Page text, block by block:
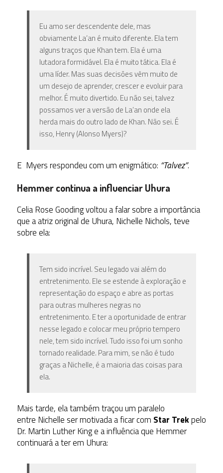
Eu amo ser descendente dele, mas
obviamente La’an é muito diferente. Ela tem
alguns traços que Khan tem. Ela é uma
lutadora formidável. Ela é muito tática. Ela é
uma líder. Mas suas decisões vêm muito de
um desejo de aprender, crescer e evoluir para
melhor. É muito divertido. Eu não sei, talvez
possamos ver a versão de La’an onde ela
herda mais do outro lado de Khan. Não sei. É
isso, Henry (Alonso Myers)?
E Myers respondeu com um enigmático: “Talvez”.
Hemmer continua a influenciar Uhura
Celia Rose Gooding voltou a falar sobre a importância
que a atriz original de Uhura, Nichelle Nichols, teve
sobre ela:
Tem sido incrível. Seu legado vai além do
entretenimento. Ele se estende à exploração e
representação do espaço e abre as portas
para outras mulheres negras no
entretenimento. E ter a oportunidade de entrar
nesse legado e colocar meu próprio tempero
nele, tem sido incrível. Tudo isso foi um sonho
tornado realidade. Para mim, se não é tudo
graças a Nichelle, é a maioria das coisas para
ela.
Mais tarde, ela também traçou um paralelo
entre Nichelle ser motivada a ficar com Star Trekpelo
Dr. Martin Luther King e a influência que Hemmer
continuará a ter em Uhura: